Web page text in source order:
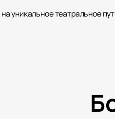
на уникальное театральное